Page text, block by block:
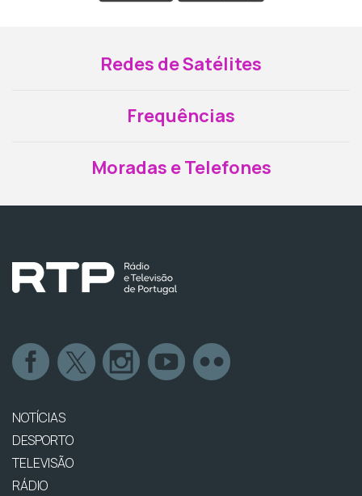
Redes de Satélites
Frequências
Moradas e Telefones
NOTÍCIAS
DESPORTO
TELEVISÃO
RÁDIO